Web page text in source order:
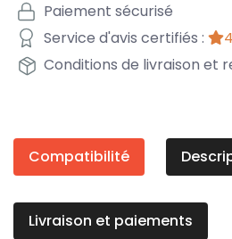
Paiement sécurisé
Service d'avis certifiés :
Conditions de livraison et
Compatibilité
Livraison et paiements